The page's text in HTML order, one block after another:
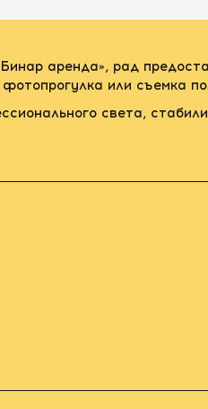
аренда», рад
или съемка
света,